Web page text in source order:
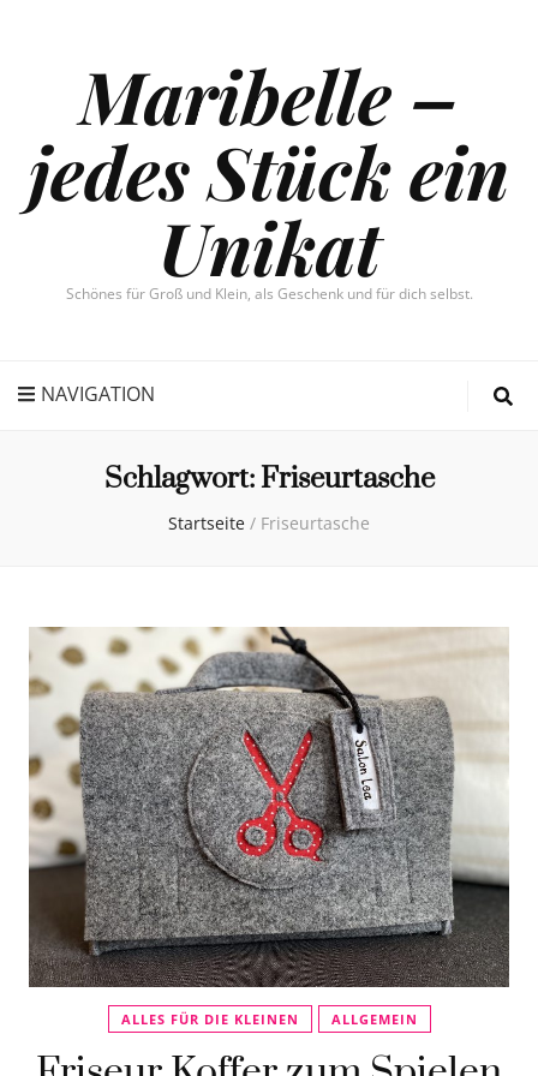
Maribelle –
jedes Stück ein
Unikat
Schönes für Groß und Klein, als Geschenk und für dich selbst.
NAVIGATION
Schlagwort:Friseurtasche
Startseite / Friseurtasche
ALLES FÜR DIE KLEINEN ALLGEMEIN